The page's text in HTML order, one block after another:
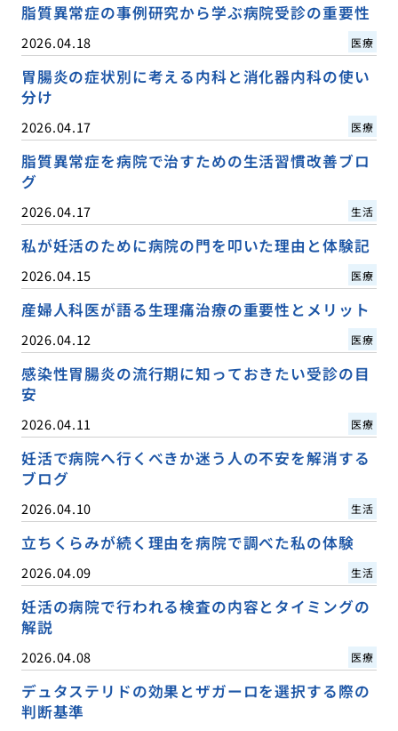
脂質異常症の事例研究から学ぶ病院受診の重要性
2026.04.18 医療
胃腸炎の症状別に考える内科と消化器内科の使い
分け
2026.04.17 医療
脂質異常症を病院で治すための生活習慣改善ブロ
グ
2026.04.17 生活
私が妊活のために病院の門を叩いた理由と体験記
2026.04.15 医療
産婦人科医が語る生理痛治療の重要性とメリット
2026.04.12 医療
感染性胃腸炎の流行期に知っておきたい受診の目
安
2026.04.11 医療
妊活で病院へ行くべきか迷う人の不安を解消する
ブログ
2026.04.10 生活
立ちくらみが続く理由を病院で調べた私の体験
2026.04.09 生活
妊活の病院で行われる検査の内容とタイミングの
解説
2026.04.08 医療
デュタステリドの効果とザガーロを選択する際の
判断基準